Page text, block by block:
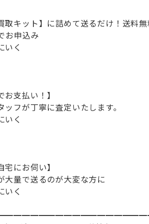
取キット】に詰めて送るだけ！送料無
お申込み
く
お支払い！】
フが丁寧に査定いたします。
く
宅にお伺い】
大量で送るのが大変な方に
く